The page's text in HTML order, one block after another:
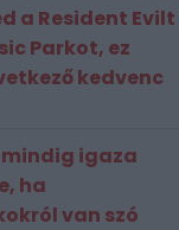
a Resident Evilt
Parkot, ez
kedvenc
mindig igaza
ha
van szó